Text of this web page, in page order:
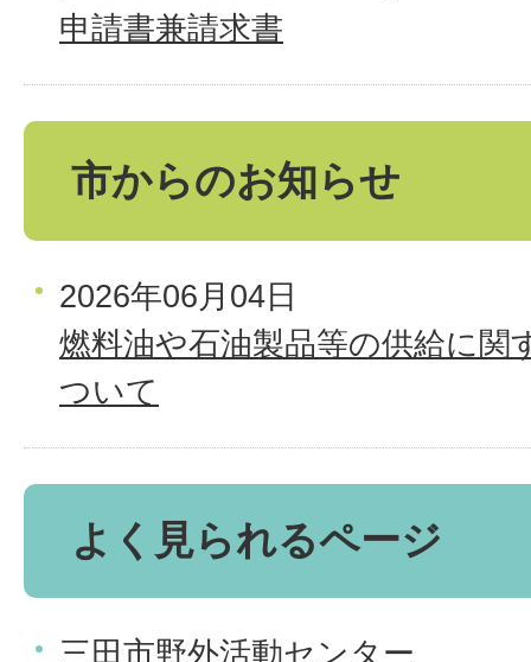
申請書兼請求書
市からのお知らせ
2026年06月04日
燃料油や石油製品等の供給に関
ついて
よく見られるページ
三田市野外活動センター